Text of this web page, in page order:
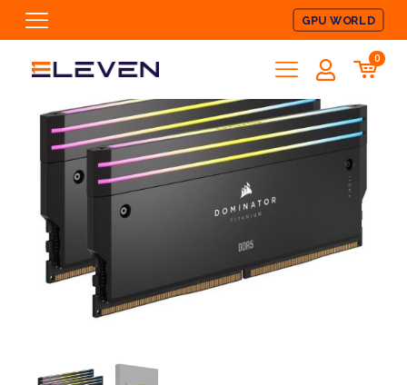
GPU WORLD
0